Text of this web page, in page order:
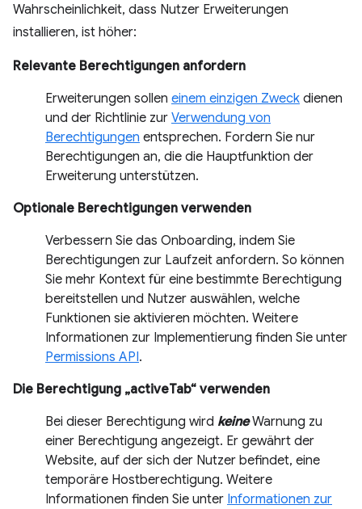
Wahrscheinlichkeit, dass Nutzer Erweiterungen
installieren, ist höher:
Relevante Berechtigungen anfordern
Erweiterungen sollen einem einzigen Zweck dienen
und der Richtlinie zur Verwendung von
Berechtigungen entsprechen. Fordern Sie nur
Berechtigungen an, die die Hauptfunktion der
Erweiterung unterstützen.
Optionale Berechtigungen verwenden
Verbessern Sie das Onboarding, indem Sie
Berechtigungen zur Laufzeit anfordern. So können
Sie mehr Kontext für eine bestimmte Berechtigung
bereitstellen und Nutzer auswählen, welche
Funktionen sie aktivieren möchten. Weitere
Informationen zur Implementierung finden Sie unter
Permissions API.
Die Berechtigung „activeTab“ verwenden
Bei dieser Berechtigung wird keineWarnung zu
einer Berechtigung angezeigt. Er gewährt der
Website, auf der sich der Nutzer befindet, eine
temporäre Hostberechtigung. Weitere
Informationen finden Sie unter Informationen zur